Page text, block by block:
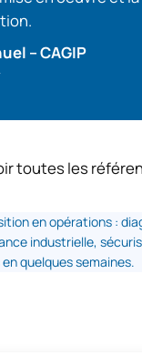
– CAGIP
toutes les
en opérations :
industrielle,
quelques semaines.